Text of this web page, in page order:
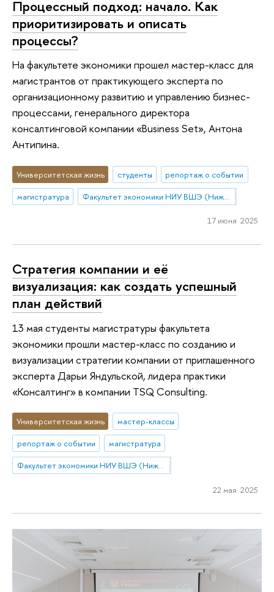
Процессный подход: начало. Как
приоритизировать и описать
процессы?
На факультете экономики прошел мастер-класс для
магистрантов от практикующего эксперта по
организационному развитию и управлению бизнес-
процессами, генерального директора
консалтинговой компании «Business Set», Антона
Антипина.
Университетская жизнь студенты
репортаж о событии
магистратура
Факультет экономики НИУ ВШЭ (Нижний Новгород)
17 июня 2025
Стратегия компании и её
визуализация: как создать успешный
план действий
13 мая студенты магистратуры факультета
экономики прошли мастер-класс по созданию и
визуализации стратегии компании от приглашенного
эксперта Дарьи Яндульской, лидера практики
«Консалтинг» в компании TSQ Consulting.
Университетская жизнь
мастер-классы
репортаж о событии
магистратура
Факультет экономики НИУ ВШЭ (Нижний Новгород)
22 мая 2025